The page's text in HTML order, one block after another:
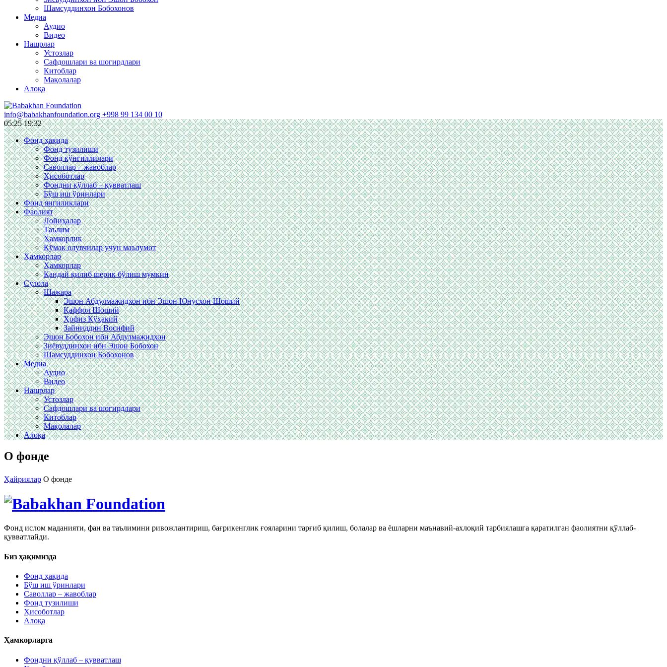
Шамсуддинхон Бобохонов
Медиа
Аудио
Видео
Нашрлар
Устозлар
Сафдошлари ва шогирдлари
Китоблар
Мақолалар
Алоқа
info@babakhanfoundation.org +998 99 134 00 10
05:2519:32
Фонд ҳақида
Фонд тузилиши
Фонд кўнгиллилари
Саволлар – жавоблар
Ҳисоботлар
Фондни қўллаб – қувватлаш
Бўш иш ўринлари
Фонд янгиликлари
Фаолият
Лойиҳалар
Таълим
Ҳамкорлик
Кўмак олувчилар учун маълумот
Ҳамкорлар
Ҳамкорлар
Қандай қилиб шерик бўлиш мумкин
Сулола
Шажара
Эшон Абдулмажидхон ибн Эшон Юнусхон Шоший
Қаффол Шоший
Ҳофиз Кўҳакий
Зайниддин Восифий
Эшон Бобохон ибн Абдулмажидхон
Зиёвуддинхон ибн Эшон Бобохон
Шамсуддинхон Бобохонов
Медиа
Аудио
Видео
Нашрлар
Устозлар
Сафдошлари ва шогирдлари
Китоблар
Мақолалар
Алоқа
О фонде
Ҳайриялар О фонде
Фонд ислом маданияти, фан ва таълимини ривожлантириш, бағрикенглик ғояларини тарғиб қилиш, болалар ва ёшларни маънавий-ахлоқий тарбиялашга қаратилган фаолиятни қўллаб-
қувватлайди.
Биз ҳақимизда
Фонд ҳақида
Бўш иш ўринлари
Саволлар – жавоблар
Фонд тузилиши
Ҳисоботлар
Алоқа
Ҳамкорларга
Фондни қўллаб – қувватлаш